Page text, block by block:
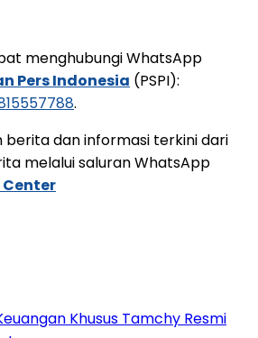
menghubungi WhatsApp
Pers Indonesia (PSPI):
.
dan informasi terkini dari
melalui saluran WhatsApp
Khusus Tamchy Resmi